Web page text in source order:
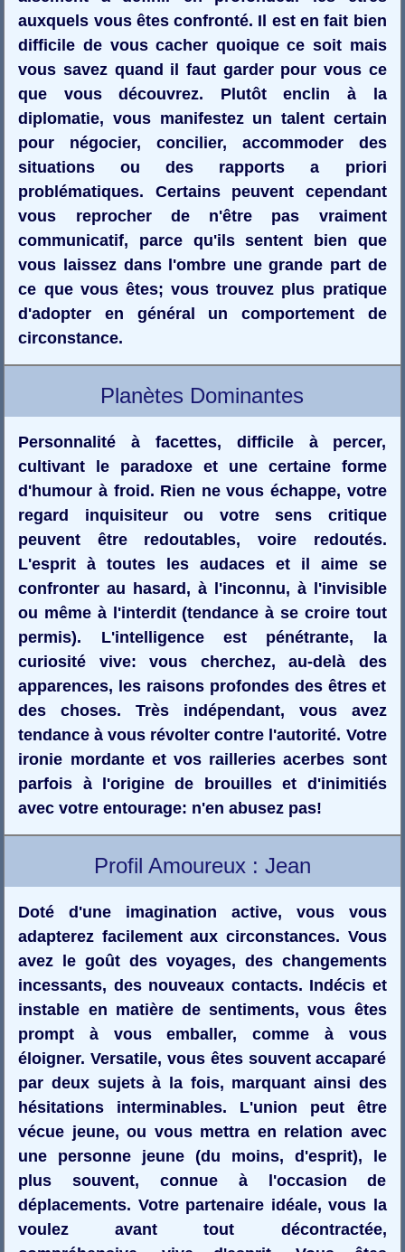
auxquels vous êtes confronté. Il est en fait bien
difficile de vous cacher quoique ce soit mais
vous savez quand il faut garder pour vous ce
que vous découvrez. Plutôt enclin à la
diplomatie, vous manifestez un talent certain
pour négocier, concilier, accommoder des
situations ou des rapports a priori
problématiques. Certains peuvent cependant
vous reprocher de n'être pas vraiment
communicatif, parce qu'ils sentent bien que
vous laissez dans l'ombre une grande part de
ce que vous êtes; vous trouvez plus pratique
d'adopter en général un comportement de
circonstance.
Planètes Dominantes
Personnalité à facettes, difficile à percer,
cultivant le paradoxe et une certaine forme
d'humour à froid. Rien ne vous échappe, votre
regard inquisiteur ou votre sens critique
peuvent être redoutables, voire redoutés.
L'esprit à toutes les audaces et il aime se
confronter au hasard, à l'inconnu, à l'invisible
ou même à l'interdit (tendance à se croire tout
permis). L'intelligence est pénétrante, la
curiosité vive: vous cherchez, au-delà des
apparences, les raisons profondes des êtres et
des choses. Très indépendant, vous avez
tendance à vous révolter contre l'autorité. Votre
ironie mordante et vos railleries acerbes sont
parfois à l'origine de brouilles et d'inimitiés
avec votre entourage: n'en abusez pas!
Profil Amoureux : Jean
Doté d'une imagination active, vous vous
adapterez facilement aux circonstances. Vous
avez le goût des voyages, des changements
incessants, des nouveaux contacts. Indécis et
instable en matière de sentiments, vous êtes
prompt à vous emballer, comme à vous
éloigner. Versatile, vous êtes souvent accaparé
par deux sujets à la fois, marquant ainsi des
hésitations interminables. L'union peut être
vécue jeune, ou vous mettra en relation avec
une personne jeune (du moins, d'esprit), le
plus souvent, connue à l'occasion de
déplacements. Votre partenaire idéale, vous la
voulez avant tout décontractée,